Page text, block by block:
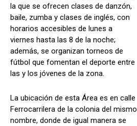
la que se ofrecen clases de danzón,
baile, zumba y clases de inglés, con
horarios accesibles de lunes a
viernes hasta las 8 de la noche;
además, se organizan torneos de
fútbol que fomentan el deporte entre
las y los jóvenes de la zona.
La ubicación de esta Área es en calle
Ferrocarrilera de la colonia del mismo
nombre, donde de igual manera se